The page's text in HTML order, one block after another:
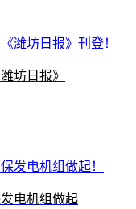
坊日报》
电机组做起